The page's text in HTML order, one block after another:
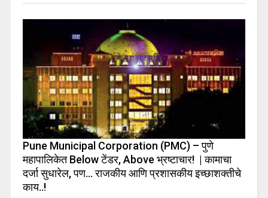
Pune Municipal Corporation (PMC) – पुणे
महापालिकेत Below टेंडर, Above भ्रष्टाचार! | कामाचा
दर्जा सुधारेल, पण… राजकीय आणि प्रशासकीय इच्छाशक्तीचे
काय..!